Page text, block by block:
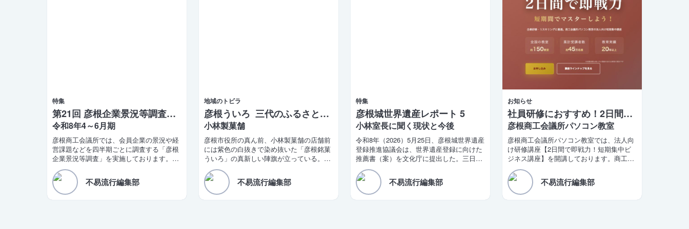
特集
第21回 彦根企業景況等調査報告
令和8年4～6月期
彦根商工会議所では、会員企業の景況や経
営課題などを四半期ごとに調査する「彦根
企業景況等調査」を実施しております。こ
のほど第21四半期（令和8年4〜6月期）の
調査結果がまとまりましたので、ご報告い
たします。 不易流行編集部
地域のトビラ
彦根ういろ 三代のふるさとの味
小林製菓舗
彦根市役所の真ん前、小林製菓舗の店舗前
には紫色の白抜きで染め抜いた「彦根銘菓
ういろ」の真新しい陣旗が立っている。少
し前までは「彦根ういろ ふるさとの味」だ
った。
不易流行編集部
特集
彦根城世界遺産レポート 5
小林室長に聞く現状と今後
令和8年（2026）5月25日、彦根城世界遺産
登録推進協議会は、世界遺産登録に向けた
推薦書（案）を文化庁に提出した。三日月
大造滋賀県知事と田島一成彦根市長が同日
コメントを発表。「令和10年の登録実現」
を改めて目標として掲げた。
不易流行編集部
お知らせ
社員研修におすすめ！2日間で学べるビジネス講座
彦根商工会議所パソコン教室
彦根商工会議所パソコン教室では、法人向
け研修講座【2日間で即戦力！短期集中ビ
ジネス講座】を開講しております。商工会
議所の会員企業様限定の特別価格もご用意
しております。不易流行編集部